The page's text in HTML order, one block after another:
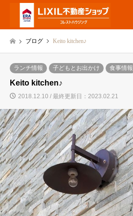
ブログ Keito kitchen♪
ランチ情報 子どもとお出かけ 食事情報
Keito kitchen♪
2018.12.10 / 最終更新日：2023.02.21